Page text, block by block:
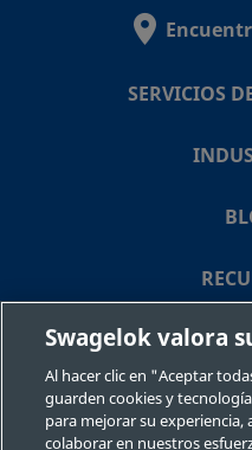
SERVICIOS
Swagelok valora
Al hacer clic en "Aceptar
guarden cookies y
para mejorar su experiencia,
colaborar en nuestros